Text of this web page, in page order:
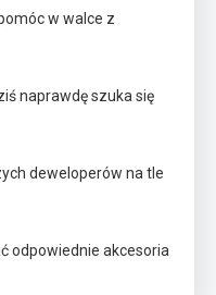
w walce z
naprawdę szuka się
deweloperów na tle
odpowiednie akcesoria